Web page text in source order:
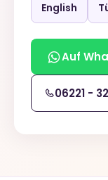
English
Auf
06221 -